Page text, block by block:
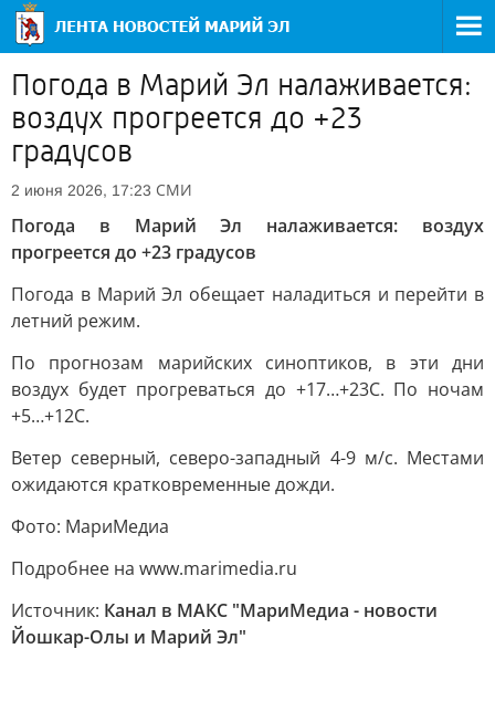
Погода в Марий Эл налаживается:
воздух прогреется до +23
градусов
2 июня 2026, 17:23 СМИ
Погода в Марий Эл налаживается: воздух
прогреется до +23 градусов
Погода в Марий Эл обещает наладиться и перейти в
летний режим.
По прогнозам марийских синоптиков, в эти дни
воздух будет прогреваться до +17…+23С. По ночам
+5…+12С.
Ветер северный, северо-западный 4-9 м/с. Местами
ожидаются кратковременные дожди.
Фото: МариМедиа
Подробнее на www.marimedia.ru
Источник: Канал в МАКС "МариМедиа - новости
Йошкар-Олы и Марий Эл"